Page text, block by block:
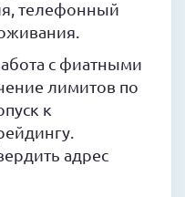
телефонный
с фиатными
лимитов по
к
адрес